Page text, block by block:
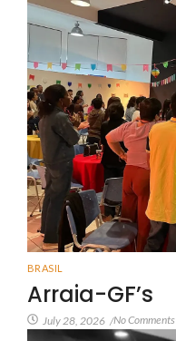
BRASIL
Arraia-GF’s
July 28, 2026 /No Comments